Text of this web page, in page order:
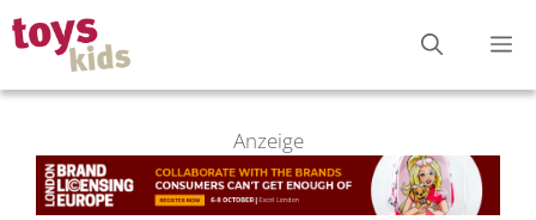
Zum
Inhalt
springen
Anzeige